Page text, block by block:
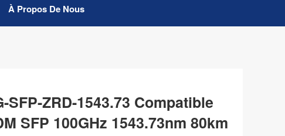
À Propos De Nous
SFP-ZRD-1543.73 Compatible
SFP 100GHz 1543.73nm 80km